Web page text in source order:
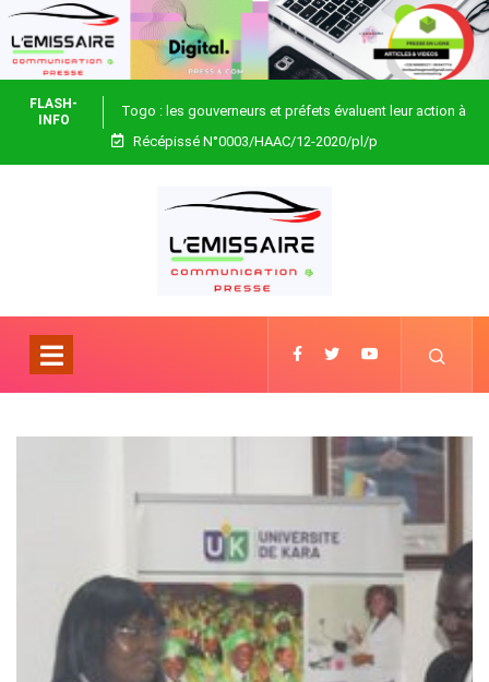
FLASH-
INFO
Togo : les gouverneurs et préfets évaluent leur action à
Blitta
Récépissé N°0003/HAAC/12-2020/pl/p